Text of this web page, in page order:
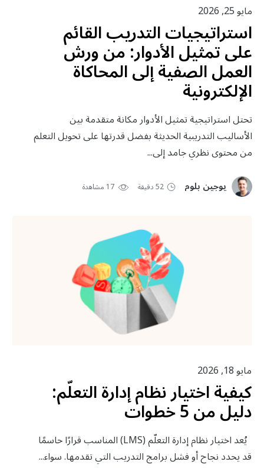
مايو 25, 2026
استراتيجيات التدريب القائم
على تمثيل الأدوار: من ورش
العمل الصفية إلى المحاكاة
الإلكترونية
تحتل استراتيجية تمثيل الأدوار مكانة متقدمة بين
الأساليب التدريبية الحديثة بفضل قدرتها على تحويل التعلم
من محتوى نظري جامد إلى...
يوجين بلوم 52 دقيقة 17 مشاهدة
مايو 18, 2026
كيفية اختيار نظام إدارة التعلّم:
دليل من 5 خطوات
يُعد اختيار نظام إدارة التعلّم (LMS) المناسب قرارًا حاسمًا
قد يحدد نجاح أو فشل برامج التدريب التي تقدمها. سواء...